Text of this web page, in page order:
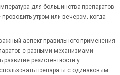
для большинства препаратов
утром или вечером, когда
аспект правильного применения
с разными механизмами
развитие резистентности у
препараты с одинаковым